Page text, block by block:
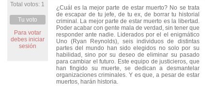
Total votos: 1
Tu voto
Para votar
debes iniciar
sesión
¿Cuál es la mejor parte de estar muerto? No se trata
de escapar de tu jefe, de tu ex, de borrar tu historial
criminal. La mejor parte de estar muerto es la libertad.
Poder acabar con gente mala de verdad, sin tener que
responder ante nadie. Liderados por el el enigmático
Uno (Ryan Reynolds), seis individuos de distintas
partes del mundo han sido elegidos no solo por su
habilidad, sino por su deseo de eliminar su pasado
para cambiar el futuro. Este equipo de justicieros, que
han fingido su muerte, se dedican a desmantelar
organizaciones criminales. Y es que, a pesar de estar
muertos, harán historia.